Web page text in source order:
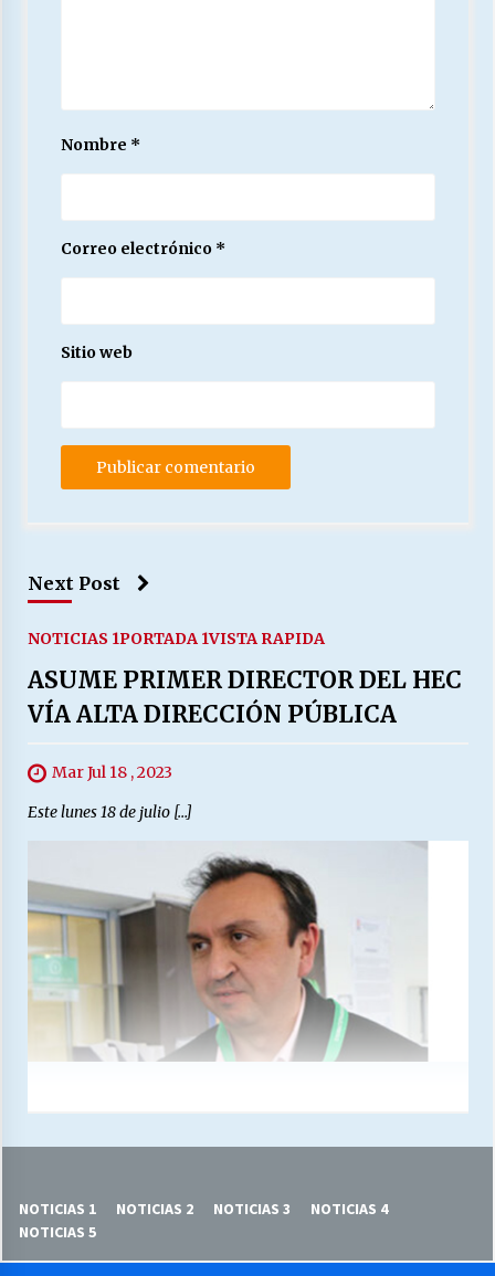
Nombre *
Correo electrónico *
Sitio web
Next Post
NOTICIAS 1PORTADA 1VISTA RAPIDA
ASUME PRIMER DIRECTOR DEL HEC
VÍA ALTA DIRECCIÓN PÚBLICA
Mar Jul 18 , 2023
Este lunes 18 de julio […]
NOTICIAS 1 NOTICIAS 2 NOTICIAS 3
NOTICIAS 4
NOTICIAS 5